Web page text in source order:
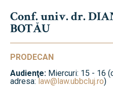
Conf. univ. dr.
BOTĂU
PRODECAN
Audienţe: Miercuri: 15 - 16
adresa: law@law.ubbcluj.ro)